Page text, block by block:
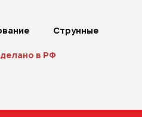
Струнные
в РФ